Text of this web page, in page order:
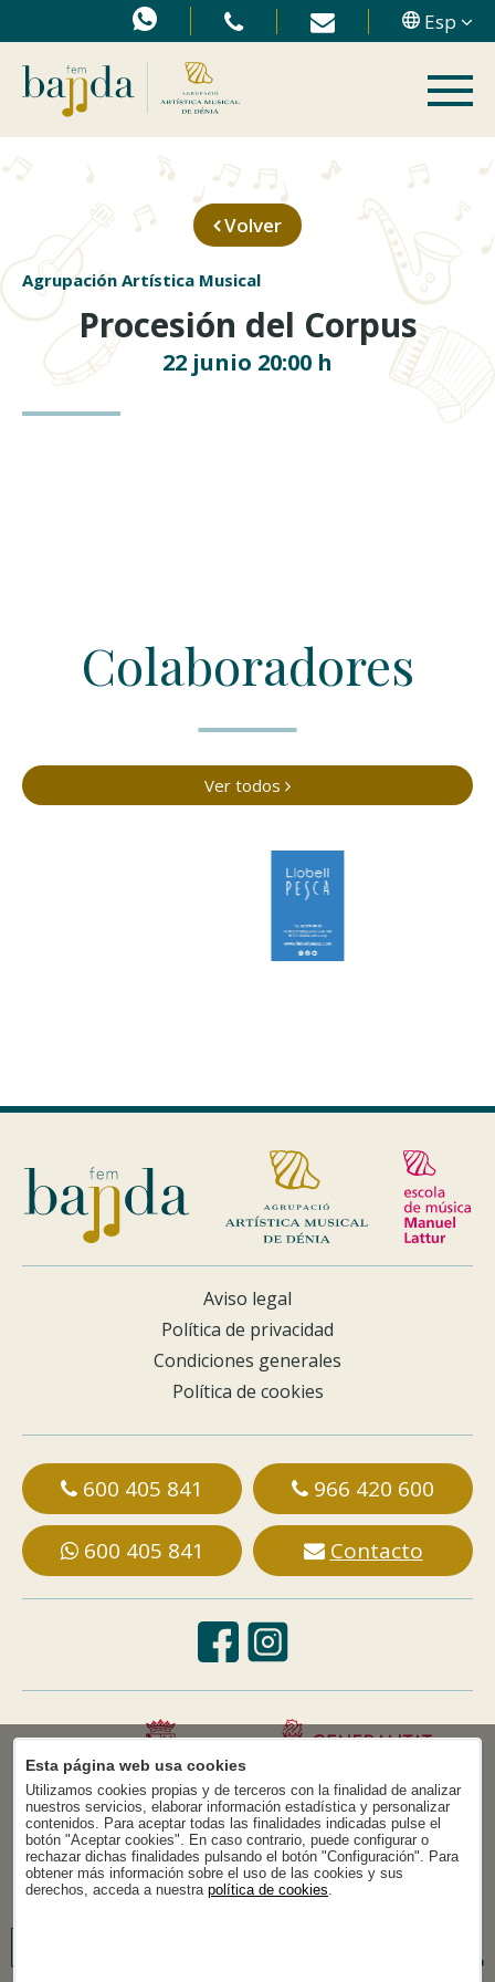
Esp
Volver
Agrupación Artística Musical
Procesión del Corpus
22 junio 20:00 h
Colaboradores
Ver todos
Aviso legal
Política de privacidad
Condiciones generales
Política de cookies
600 405 841 966 420 600
600 405 841 Contacto
Esta página web usa cookies
Utilizamos cookies propias y de terceros con la finalidad de analizar
nuestros servicios, elaborar información estadística y personalizar
contenidos. Para aceptar todas las finalidades indicadas pulse el
botón "Aceptar cookies". En caso contrario, puede configurar o
rechazar dichas finalidades pulsando el botón "Configuración". Para
obtener más información sobre el uso de las cookies y sus
derechos, acceda a nuestra política de cookies.